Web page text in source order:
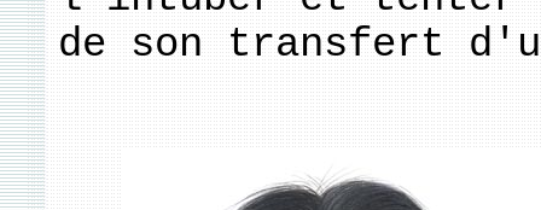
de son transfert